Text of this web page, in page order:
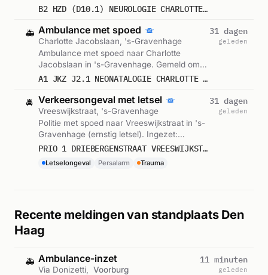
Gemeld om 14:24.
B2 HZD (D10.1) NEUROLOGIE CHARLOTTE JACOBSLAAN SGRAVH : (MEDIUM CARE) 15225
🚑 Ambulance met spoed
Charlotte Jacobslaan, 's-Gravenhage
Ambulance met spoed naar Charlotte
Jacobslaan in 's-Gravenhage. Gemeld om
14:24.
A1 JKZ J2.1 NEONATALOGIE CHARLOTTE JACOBSLAAN SGRAVH : 15131
31 dagen
geleden
🚔 Verkeersongeval met letsel
Vreeswijkstraat, 's-Gravenhage
Politie met spoed naar Vreeswijkstraat in 's-
Gravenhage (ernstig letsel). Ingezet:
Persalarm. Gemeld om 14:30.
PRIO 1 DRIEBERGENSTRAAT VREESWIJKSTRAAT SGRAVH ONGEVAL WEGVERVOER LETSEL
Letselongeval Persalarm Trauma
31 dagen
geleden
Recente meldingen van standplaats Den
Haag
🚑 Ambulance-inzet
Via Donizetti,
Voorburg
11 minuten
geleden